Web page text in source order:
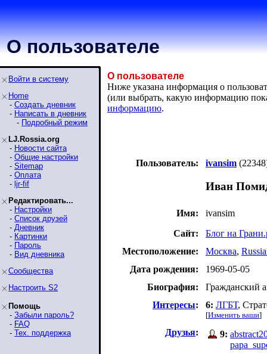
О пользователе
Войти в систему
Home
- Создать дневник
- Написать в дневник
- Подробный режим
LJ.Rossia.org
- Новости сайта
- Общие настройки
- Sitemap
- Оплата
- ljr-fif
Редактировать...
- Настройки
- Список друзей
- Дневник
- Картинки
- Пароль
- Вид дневника
Сообщества
Настроить S2
Помощь
- Забыли пароль?
- FAQ
- Тех. поддержка
О пользователе
Ниже указана информация о
(или выбрать, какую информацию
информацию.
Пользователь: ivansim
Иван
Имя:
ivansim
Сайт:
Блог на
Местоположение:
Москва,
Дата рождения:
1969-05-05
Биография:
Гражданский
Интересы: 6: ЛГБТ,
[Изменить ваши]
Друзья: 9: